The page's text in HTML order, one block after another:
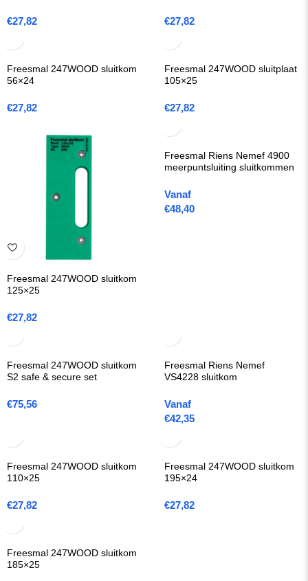
€27,82 €27,82
Freesmal 247WOOD sluitkom
56×24
€27,82
Freesmal 247WOOD sluitplaat
105×25
€27,82
Freesmal 247WOOD sluitkom
125×25
€27,82
Freesmal Riens Nemef 4900
meerpuntsluiting sluitkommen
Vanaf
€48,40
Freesmal 247WOOD sluitkom
S2 safe & secure set
€75,56
Freesmal Riens Nemef
VS4228 sluitkom
Vanaf
€42,35
Freesmal 247WOOD sluitkom
110×25
€27,82
Freesmal 247WOOD sluitkom
195×24
€27,82
Freesmal 247WOOD sluitkom
185×25